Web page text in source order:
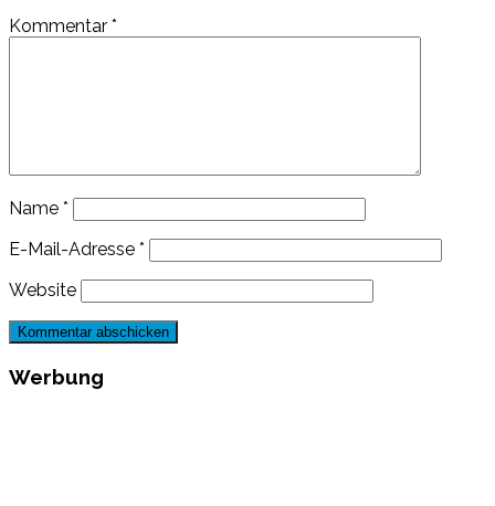
Kommentar *
Name *
E-Mail-Adresse *
Website
Werbung